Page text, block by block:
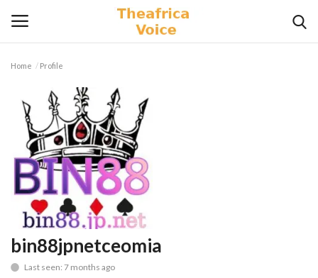
Home
Contact
Videos
Lifestyle
Home Profile
bin88jpnetceomia
Last seen: 7 months ago